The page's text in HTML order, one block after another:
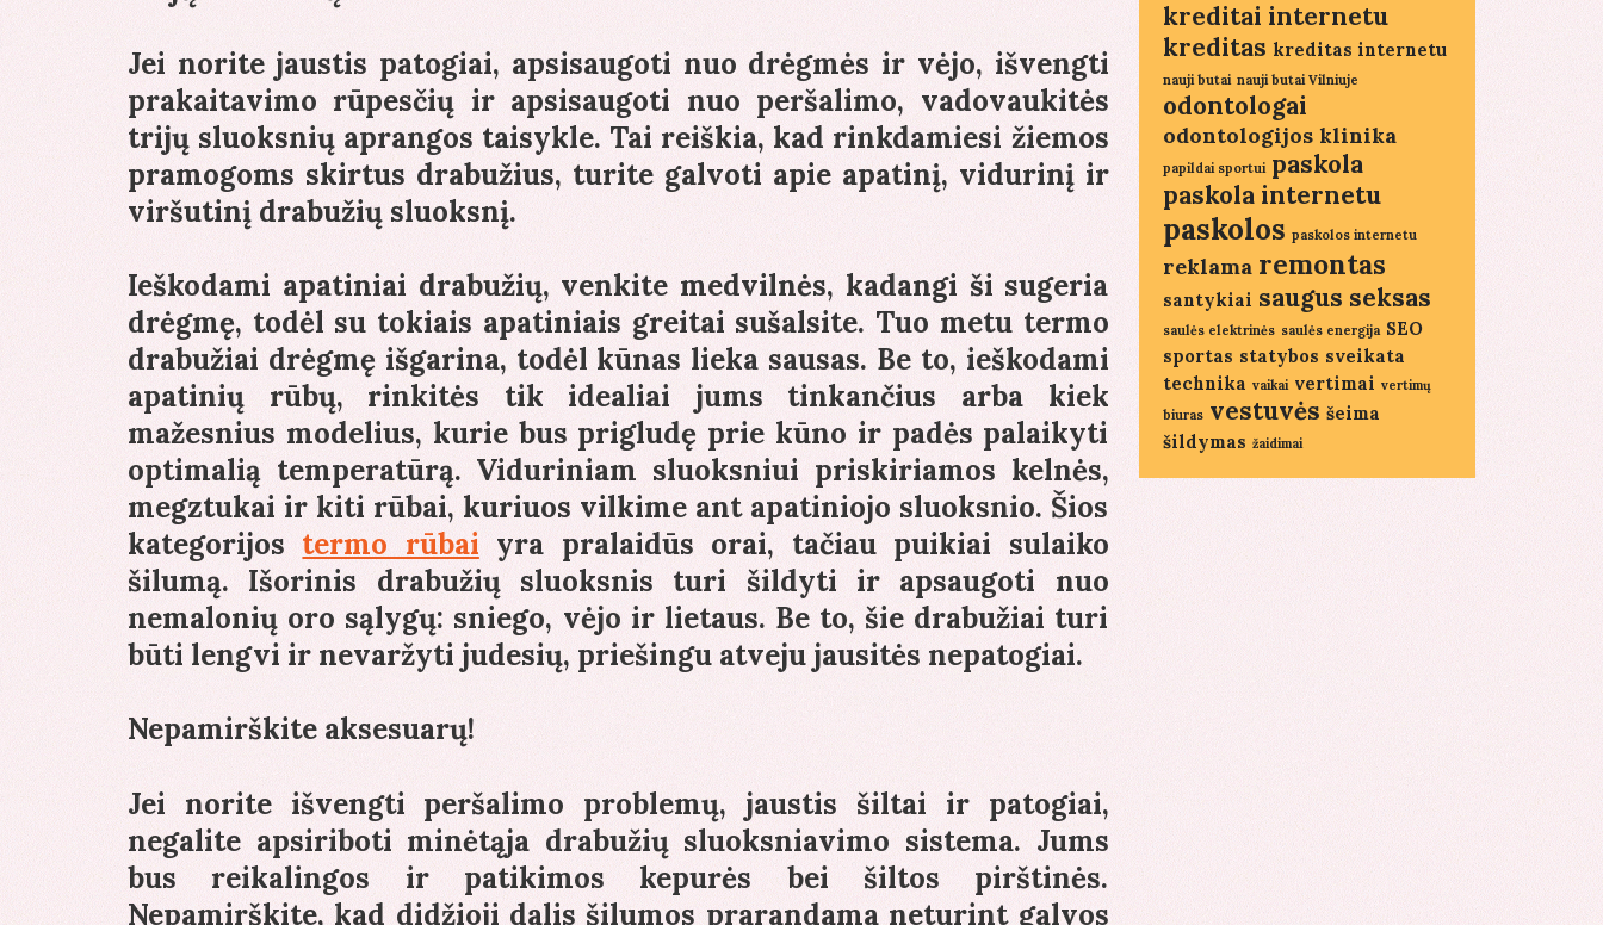
Jei norite jaustis patogiai, apsisaugoti nuo drėgmės ir vėjo, išvengti
prakaitavimo rūpesčių ir apsisaugoti nuo peršalimo, vadovaukitės
trijų sluoksnių aprangos taisykle. Tai reiškia, kad rinkdamiesi žiemos
pramogoms skirtus drabužius, turite galvoti apie apatinį, vidurinį ir
viršutinį drabužių sluoksnį.
Ieškodami apatiniai drabužių, venkite medvilnės, kadangi ši sugeria
drėgmę, todėl su tokiais apatiniais greitai sušalsite. Tuo metu termo
drabužiai drėgmę išgarina, todėl kūnas lieka sausas. Be to, ieškodami
apatinių rūbų, rinkitės tik idealiai jums tinkančius arba kiek
mažesnius modelius, kurie bus prigludę prie kūno ir padės palaikyti
optimalią temperatūrą. Viduriniam sluoksniui priskiriamos kelnės,
megztukai ir kiti rūbai, kuriuos vilkime ant apatiniojo sluoksnio. Šios
kategorijos termo rūbai yra pralaidūs orai, tačiau puikiai sulaiko
šilumą. Išorinis drabužių sluoksnis turi šildyti ir apsaugoti nuo
nemalonių oro sąlygų: sniego, vėjo ir lietaus. Be to, šie drabužiai turi
būti lengvi ir nevaržyti judesių, priešingu atveju jausitės nepatogiai.
Nepamirškite aksesuarų!
Jei norite išvengti peršalimo problemų, jaustis šiltai ir patogiai,
negalite apsiriboti minėtąja drabužių sluoksniavimo sistema. Jums
bus reikalingos ir patikimos kepurės bei šiltos pirštinės.
Nepamirškite, kad didžioji dalis šilumos prarandama neturint galvos
kreditai internetu
kreditas kreditas internetu
nauji butai nauji butai Vilniuje
odontologai
odontologijos klinika
papildai sportui paskola
paskola internetu
paskolos paskolos internetu
reklama remontas
santykiai saugus seksas
saulės elektrinės saulės energija SEO
sportas statybos sveikata
technika vaikai vertimai vertimų
biuras vestuvės šeima
šildymas žaidimai